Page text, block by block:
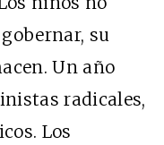
su
Un año
radicales,
Los